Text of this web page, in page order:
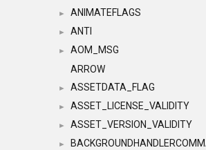
► ANIMATEFLAGS
► ANTI
►
AOM_MSG
ARROW
► ASSETDATA_FLAG
► ASSET_LICENSE_VALIDITY
► ASSET_VERSION_VALIDITY
►